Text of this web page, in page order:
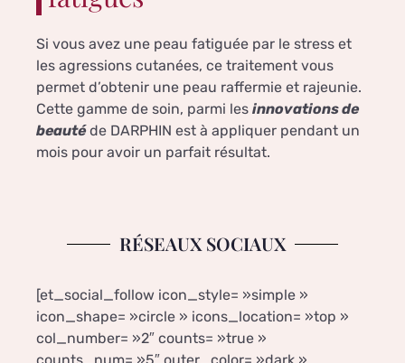
Si vous avez une peau fatiguée par le stress et
les agressions cutanées, ce traitement vous
permet d’obtenir une peau raffermie et rajeunie.
Cette gamme de soin, parmi les innovations de
beautéde DARPHIN est à appliquer pendant un
mois pour avoir un parfait résultat.
RÉSEAUX SOCIAUX
[et_social_follow icon_style= »simple »
icon_shape= »circle » icons_location= »top »
col_number= »2″ counts= »true »